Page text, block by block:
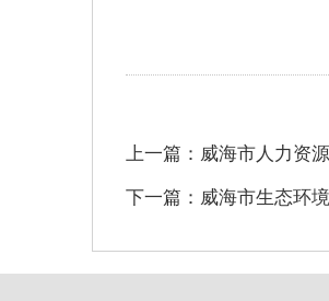
上一篇：威海市人力资
下一篇：威海市生态环